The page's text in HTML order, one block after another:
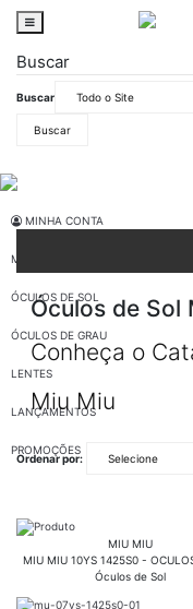
Buscar
Buscar
MINHA CONTA
MARCAS
ÓCULOS DE SOL
ÓCULOS DE GRAU
LENTES
LANÇAMENTOS
PROMOÇÕES
oticaswanny
Óculos de Sol
Conheça o
Miu Miu
Ordenar por:
MIU MIU
MIU MIU 10YS 1425S0 -
Óculos de Sol